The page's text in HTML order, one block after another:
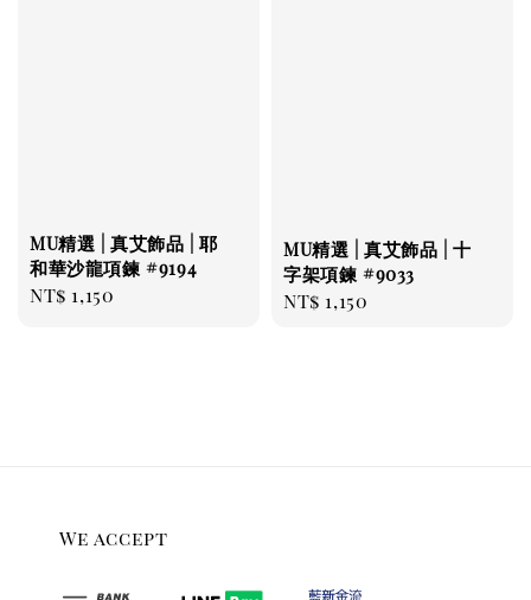
MU精選 | 真艾飾品 | 耶
和華沙龍項鍊 #9194
Regular
NT$ 1,150
MU精選 | 真艾飾品 | 十
字架項鍊 #9033
Regular
NT$ 1,150
We accept